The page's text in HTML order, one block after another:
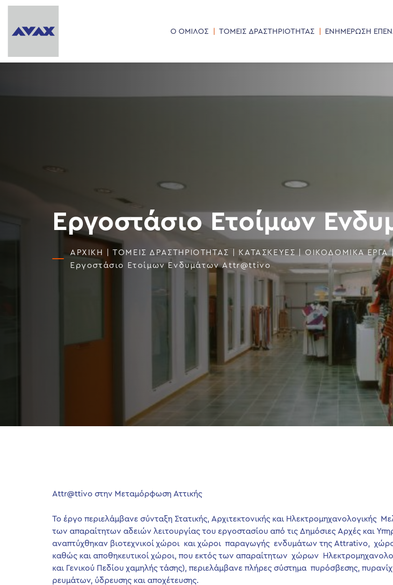
Ο ΟΜΙΛΟΣ ΤΟΜΕΙΣ ΔΡΑΣΤΗΡΙΟΤΗΤΑΣ ΕΝΗΜΕΡΩΣΗ
Εργοστάσιο Ετοίμων
ΑΡΧΙΚΗ ΤΟΜΕΙΣ ΔΡΑΣΤΗΡΙΟΤΗΤΑΣ ΚΑΤΑΣΚΕΥΕΣ ΟΙΚΟΔΟΜΙΚΑ ΕΡΓΑ
Εργοστάσιο Ετοίμων Ενδυμάτων Attr@ttivo
Attr@ttivo στην Μεταμόρφωση Αττικής
Το έργο περιελάμβανε σύνταξη Στατικής, Αρχιτεκτονικής και
των απαραίτητων αδειών λειτουργίας του εργοστασίου από τις Δημόσιες Αρχές και
αναπτύχθηκαν βιοτεχνικοί χώροι και χώροι παραγωγής ενδυμάτων της Attrativo,
καθώς και αποθηκευτικοί χώροι, που εκτός των απαραίτητων χώρων
και Γενικού Πεδίου χαμηλής τάσης), περιελάμβανε πλήρες σύστημα πυρόσβεσης,
ρευμάτων, ύδρευσης και αποχέτευσης.